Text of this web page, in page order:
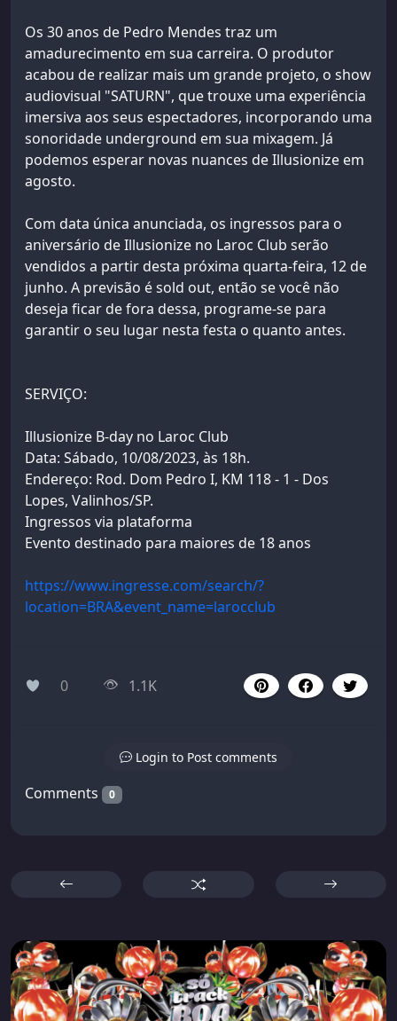
Os 30 anos de Pedro Mendes traz um
amadurecimento em sua carreira. O produtor
acabou de realizar mais um grande projeto, o show
audiovisual "SATURN", que trouxe uma experiência
imersiva aos seus espectadores, incorporando uma
sonoridade underground em sua mixagem. Já
podemos esperar novas nuances de Illusionize em
agosto.
Com data única anunciada, os ingressos para o
aniversário de Illusionize no Laroc Club serão
vendidos a partir desta próxima quarta-feira, 12 de
junho. A previsão é sold out, então se você não
deseja ficar de fora dessa, programe-se para
garantir o seu lugar nesta festa o quanto antes.
SERVIÇO:
Illusionize B-day no Laroc Club
Data: Sábado, 10/08/2023, às 18h.
Endereço: Rod. Dom Pedro I, KM 118 - 1 - Dos
Lopes, Valinhos/SP.
Ingressos via plataforma
Evento destinado para maiores de 18 anos
https://www.ingresse.com/search/?
location=BRA&event_name=larocclub
0 1.1K
Login to Post comments
Comments 0